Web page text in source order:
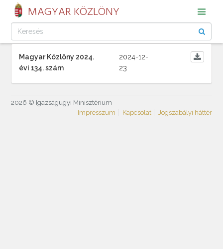
MAGYAR KÖZLÖNY
Magyar Közlöny 2024.
évi 134. szám
2024-12-
23
2026 © Igazságügyi Minisztérium
Impresszum
Kapcsolat Jogszabályi háttér